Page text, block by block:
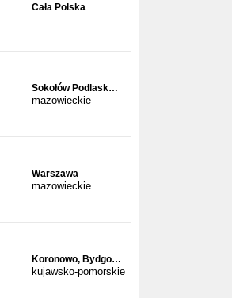
Cała Polska
Sokołów Podlask…
mazowieckie
Warszawa
mazowieckie
Koronowo, Bydgo…
kujawsko-pomorskie